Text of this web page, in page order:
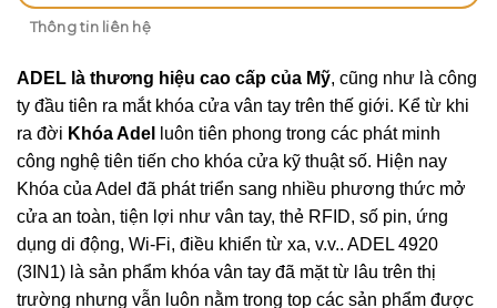
Thông tin liên hệ
ADEL là thương hiệu cao cấp của Mỹ, cũng như là công
ty đầu tiên ra mắt khóa cửa vân tay trên thế giới. Kể từ khi
ra đời Khóa Adel
luôn tiên phong trong các phát minh
công nghệ tiên tiến cho khóa cửa kỹ thuật số. Hiện nay
Khóa của Adel đã phát triển sang nhiều phương thức mở
cửa an toàn, tiện lợi như vân tay, thẻ RFID, số pin, ứng
dụng di động, Wi-Fi, điều khiển từ xa, v.v.. ADEL 4920
(3IN1) là sản phẩm khóa vân tay đã mặt từ lâu trên thị
trường nhưng vẫn luôn nằm trong top các sản phẩm được